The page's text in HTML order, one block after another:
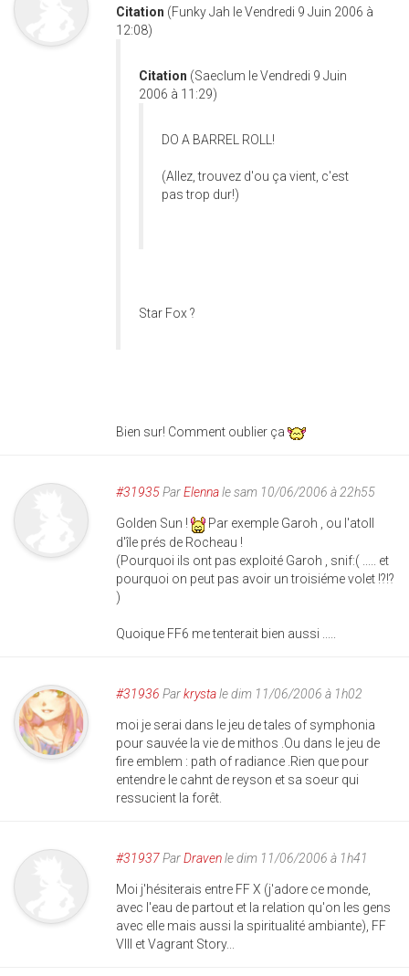
Citation (Funky Jah le Vendredi 9 Juin 2006 à
12:08)
Citation (Saeclum le Vendredi 9 Juin
2006 à 11:29)
DO A BARREL ROLL!
(Allez, trouvez d'ou ça vient, c'est
pas trop dur!)
Star Fox ?
Bien sur! Comment oublier ça
#31935ParElennale sam 10/06/2006 à 22h55
Golden Sun !
Par exemple Garoh , ou l'atoll
d'île prés de Rocheau !
(Pourquoi ils ont pas exploité Garoh , snif:( ..... et
pourquoi on peut pas avoir un troisiéme volet !?!?
)
Quoique FF6 me tenterait bien aussi .....
#31936 Parkrystale dim 11/06/2006 à 1h02
moi je serai dans le jeu de tales of symphonia
pour sauvée la vie de mithos .Ou dans le jeu de
fire emblem : path of radiance .Rien que pour
entendre le cahnt de reyson et sa soeur qui
ressucient la forêt.
#31937ParDravenle dim 11/06/2006 à 1h41
Moi j'hésiterais entre FF X (j'adore ce monde,
avec l'eau de partout et la relation qu'on les gens
avec elle mais aussi la spiritualité ambiante), FF
VIII et Vagrant Story...